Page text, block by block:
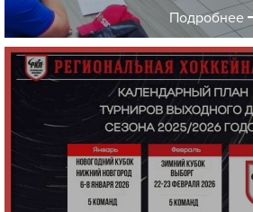
Подробнее